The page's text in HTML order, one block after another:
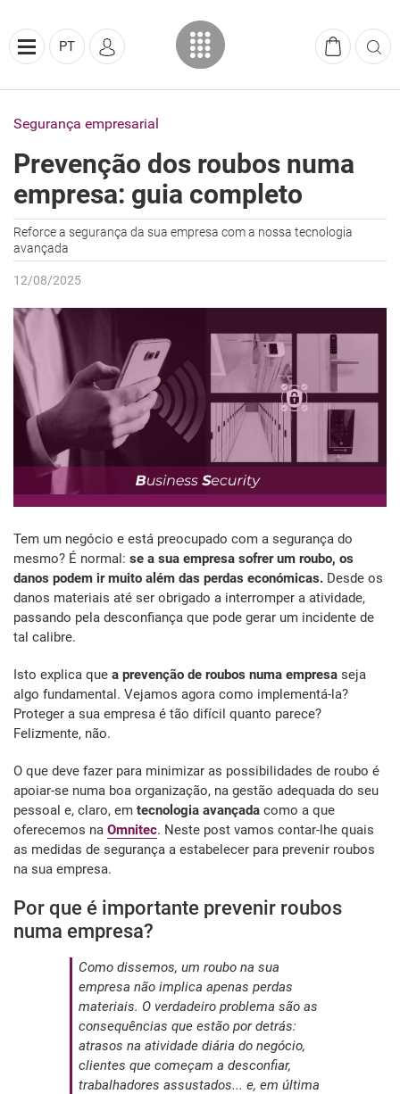
PT
Segurança empresarial
Prevenção dos roubos numa
empresa: guia completo
Reforce a segurança da sua empresa com a nossa tecnologia
avançada
12/08/2025
Tem um negócio e está preocupado com a segurança do
mesmo? É normal: se a sua empresa sofrer um roubo, os
danos podem ir muito além das perdas económicas. Desde os
danos materiais até ser obrigado a interromper a atividade,
passando pela desconfiança que pode gerar um incidente de
tal calibre.
Isto explica que a prevenção de roubos numa empresa seja
algo fundamental. Vejamos agora como implementá-la?
Proteger a sua empresa é tão difícil quanto parece?
Felizmente, não.
O que deve fazer para minimizar as possibilidades de roubo é
apoiar-se numa boa organização, na gestão adequada do seu
pessoal e, claro, em tecnologia avançada como a que
oferecemos na Omnitec. Neste post vamos contar-lhe quais
as medidas de segurança a estabelecer para prevenir roubos
na sua empresa.
Por que é importante prevenir roubos
numa empresa?
Como dissemos, um roubo na sua
empresa não implica apenas perdas
materiais. O verdadeiro problema são as
consequências que estão por detrás:
atrasos na atividade diária do negócio,
clientes que começam a desconfiar,
trabalhadores assustados... e, em última